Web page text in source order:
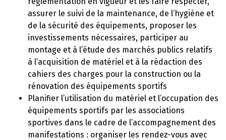
assurer le suivi de la maintenance, de l’hygiène et
de la sécurité des équipements, proposer les
investissements nécessaires, participer au
montage et à l’étude des marchés publics relatifs
à l’acquisition de matériel et à la rédaction des
cahiers des charges pour la construction ou la
rénovation des équipements sportifs
Planifier l’utilisation du matériel et l’occupation des
équipements sportifs par les associations
sportives dans le cadre de l’accompagnement des
manifestations : organiser les rendez-vous avec